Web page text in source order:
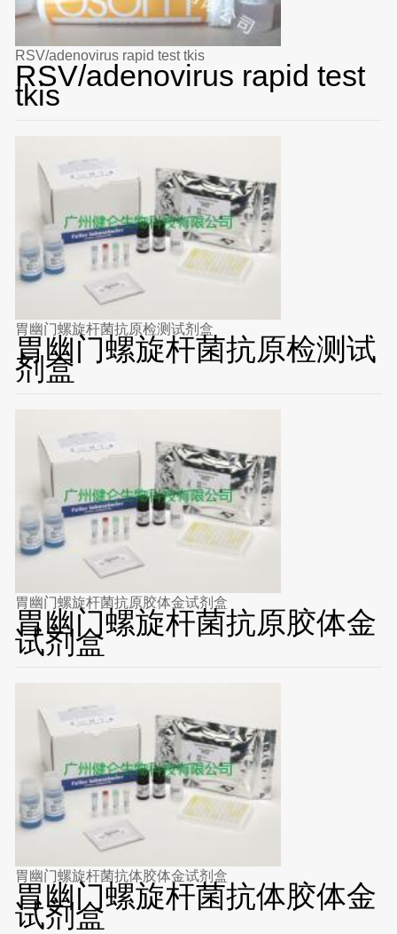
RSV/adenovirus rapid test tkis
RSV/adenovirus rapid test
tkis
胃幽门螺旋杆菌抗原检测试剂盒
胃幽门螺旋杆菌抗原检测试
剂盒
胃幽门螺旋杆菌抗原胶体金试剂盒
胃幽门螺旋杆菌抗原胶体金
试剂盒
胃幽门螺旋杆菌抗体胶体金试剂盒
胃幽门螺旋杆菌抗体胶体金
试剂盒